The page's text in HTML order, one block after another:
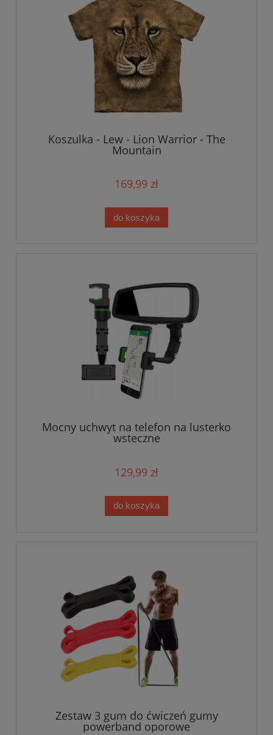
Koszulka - Lew - Lion Warrior - The
Mountain
169,99 zł
do koszyka
Mocny uchwyt na telefon na lusterko
wsteczne
129,99 zł
do koszyka
Zestaw 3 gum do ćwiczeń gumy
powerband oporowe